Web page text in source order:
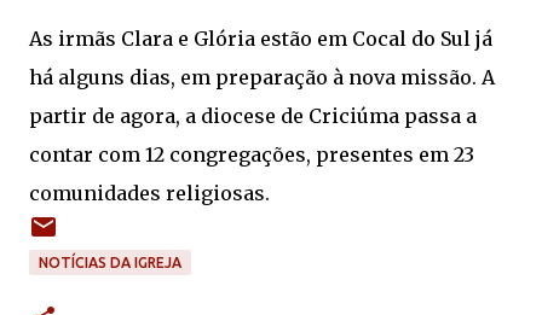
As irmãs Clara e Glória estão em Cocal do Sul já
há alguns dias, em preparação à nova missão. A
partir de agora, a diocese de Criciúma passa a
contar com 12 congregações, presentes em 23
comunidades religiosas.
NOTÍCIAS DA IGREJA